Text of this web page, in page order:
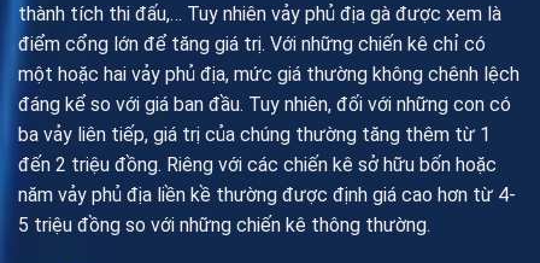
thành tích thi đấu,… Tuy nhiên vảy phủ địa gà được xem là
điểm cổng lớn để tăng giá trị. Với những chiến kê chỉ có
một hoặc hai vảy phủ địa, mức giá thường không chênh lệch
đáng kể so với giá ban đầu. Tuy nhiên, đối với những con có
ba vảy liên tiếp, giá trị của chúng thường tăng thêm từ 1
đến 2 triệu đồng. Riêng với các chiến kê sở hữu bốn hoặc
năm vảy phủ địa liền kề thường được định giá cao hơn từ 4-
5 triệu đồng so với những chiến kê thông thường.